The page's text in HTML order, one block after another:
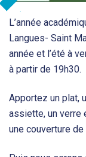
L’année
Langues- Saint
année et l’été à
à partir de 19h30.
Apportez un plat,
assiette, un verre
une couverture